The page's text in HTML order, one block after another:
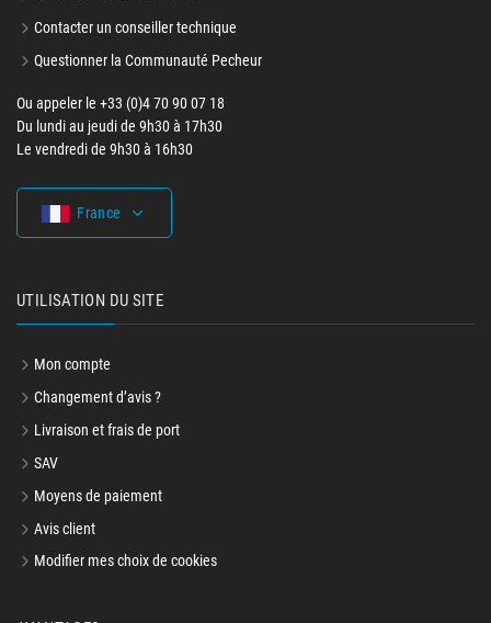
Contacter un conseiller technique
Questionner la Communauté Pecheur
Ou appeler le +33 (0)4 70 90 07 18
Du lundi au jeudi de 9h30 à 17h30
Le vendredi de 9h30 à 16h30
France
UTILISATION DU SITE
Mon compte
Changement d’avis ?
Livraison et frais de port
SAV
Moyens de paiement
Avis client
Modifier mes choix de cookies